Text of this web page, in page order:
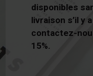
disponibles
livraison s’il y
contactez-
15%.